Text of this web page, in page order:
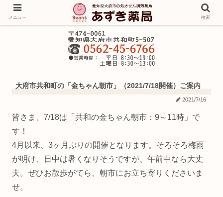
大府市共和町の「金ちゃん朝市」（2021/7/18開催）ご案内
2021/7/16
皆さま、7/18は「共和の金ちゃん朝市：9～11時」で
す！
4月以来、3ヶ月ぶりの開催となります。そろそろ梅雨
が明け、日中は暑くなりそうですが、午前中なら大丈
夫。ぜひお散歩がてら、朝市にお立ち寄りくださいま
せ。
メニュー 検索